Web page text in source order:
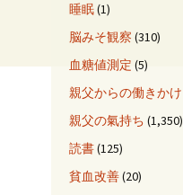
睡眠(1)
脳みそ観察 (310)
血糖値測定 (5)
親父からの働きかけ
親父の氣持ち (1,350)
読書(125)
貧血改善(20)